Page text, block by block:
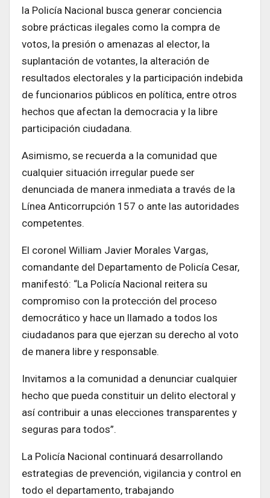
la Policía Nacional busca generar conciencia
sobre prácticas ilegales como la compra de
votos, la presión o amenazas al elector, la
suplantación de votantes, la alteración de
resultados electorales y la participación indebida
de funcionarios públicos en política, entre otros
hechos que afectan la democracia y la libre
participación ciudadana.
Asimismo, se recuerda a la comunidad que
cualquier situación irregular puede ser
denunciada de manera inmediata a través de la
Línea Anticorrupción 157 o ante las autoridades
competentes.
El coronel William Javier Morales Vargas,
comandante del Departamento de Policía Cesar,
manifestó: “La Policía Nacional reitera su
compromiso con la protección del proceso
democrático y hace un llamado a todos los
ciudadanos para que ejerzan su derecho al voto
de manera libre y responsable.
Invitamos a la comunidad a denunciar cualquier
hecho que pueda constituir un delito electoral y
así contribuir a unas elecciones transparentes y
seguras para todos”.
La Policía Nacional continuará desarrollando
estrategias de prevención, vigilancia y control en
todo el departamento, trabajando